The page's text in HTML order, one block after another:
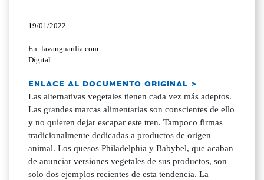
19/01/2022
En: lavanguardia.com
Digital
ENLACE AL DOCUMENTO ORIGINAL >
Las alternativas vegetales tienen cada vez más adeptos.
Las grandes marcas alimentarias son conscientes de ello
y no quieren dejar escapar este tren. Tampoco firmas
tradicionalmente dedicadas a productos de origen
animal. Los quesos Philadelphia y Babybel, que acaban
de anunciar versiones vegetales de sus productos, son
solo dos ejemplos recientes de esta tendencia. La